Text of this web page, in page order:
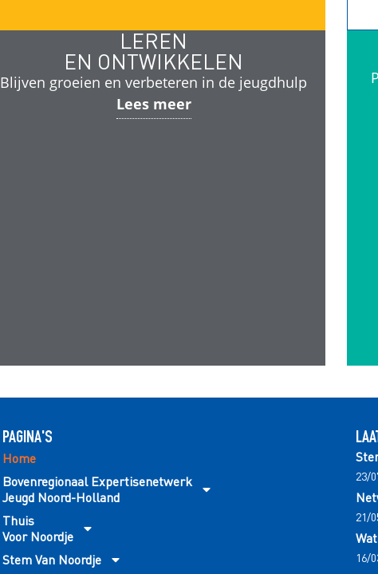
LEREN
EN ONTWIKKELEN
Blijven groeien en verbeteren in de jeugdhulp
Lees meer
PAGINA'S
Home
Bovenregionaal Expertisenetwerk
Jeugd Noord-Holland
Thuis
Voor Noordje
Stem Van Noordje
23/
21/
16/